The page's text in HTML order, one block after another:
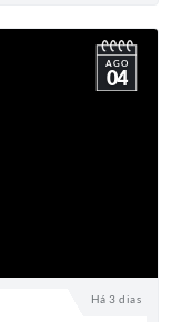
Há 3 dias
AGO
04